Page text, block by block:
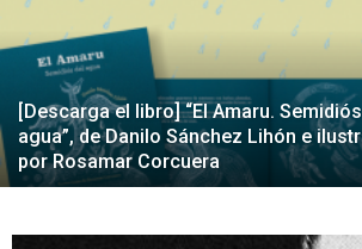
[Descarga el libro] “El Amaru.
agua”, de Danilo Sánchez Lihón e
por Rosamar Corcuera